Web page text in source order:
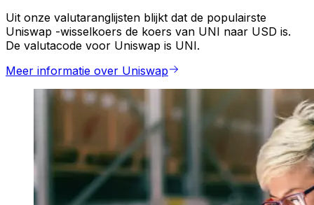
Uit onze valutaranglijsten blijkt dat de populairste
Uniswap -wisselkoers de koers van UNI naar USD is.
De valutacode voor Uniswap is UNI.
Meer informatie over Uniswap